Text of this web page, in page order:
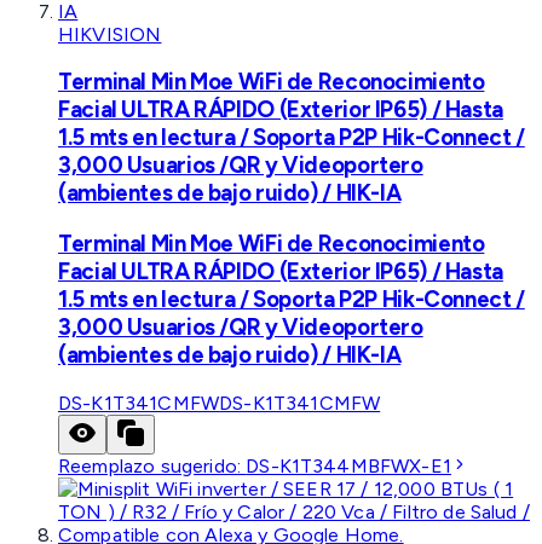
HIKVISION
Terminal Min Moe WiFi de Reconocimiento
Facial ULTRA RÁPIDO (Exterior IP65) / Hasta
1.5 mts en lectura / Soporta P2P Hik-Connect /
3,000 Usuarios /QR y Videoportero
(ambientes de bajo ruido) / HIK-IA
Terminal Min Moe WiFi de Reconocimiento
Facial ULTRA RÁPIDO (Exterior IP65) / Hasta
1.5 mts en lectura / Soporta P2P Hik-Connect /
3,000 Usuarios /QR y Videoportero
(ambientes de bajo ruido) / HIK-IA
DS-K1T341CMFWDS-K1T341CMFW
Reemplazo sugerido: DS-K1T344MBFWX-E1